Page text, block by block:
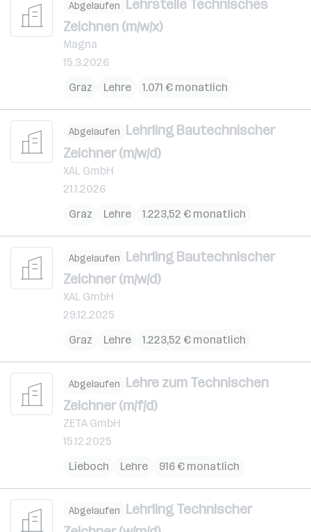
Abgelaufen Lehrstelle Technisches
Zeichnen (m/w/x)
Magna
15.3.2026
Graz
Lehre 1.071 € monatlich
Abgelaufen Lehrling Bautechnischer
Zeichner (m/w/d)
XAL GmbH
21.1.2026
Graz
Lehre 1.223,52 € monatlich
Abgelaufen Lehrling Bautechnischer
Zeichner (m/w/d)
XAL GmbH
29.12.2025
Graz
Lehre 1.223,52 € monatlich
Abgelaufen Lehre zum Technischen
Zeichner (m/f/d)
ZETA GmbH
15.12.2025
Lieboch
Lehre 916 € monatlich
Abgelaufen Lehrling Technischer